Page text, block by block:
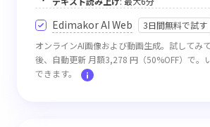
Edimakor AI Web
3日間無料で試す
オンラインAI画像および動画生成。試してみて
後、自動更新 月額3,278 円（50%OFF）で。
できます。